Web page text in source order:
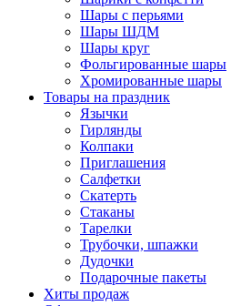
Шары с перьями
Шары ШДМ
Шары круг
Фольгированные шары
Хромированные шары
Товары на праздник
Язычки
Гирлянды
Колпаки
Приглашения
Салфетки
Скатерть
Стаканы
Тарелки
Трубочки, шпажки
Дудочки
Подарочные пакеты
Хиты продаж